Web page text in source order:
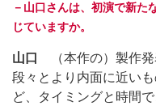
－山口さんは、初演で新た
じていますか。
山口
（本作の）製作発
段々とより内面に近い
ど、タイミングと時間